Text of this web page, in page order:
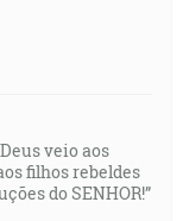
veio aos
filhos rebeldes
do SENHOR!”